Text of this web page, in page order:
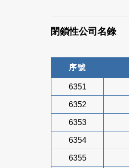
閉鎖性公司名錄
序號
6351
6352
6353
6354
6355